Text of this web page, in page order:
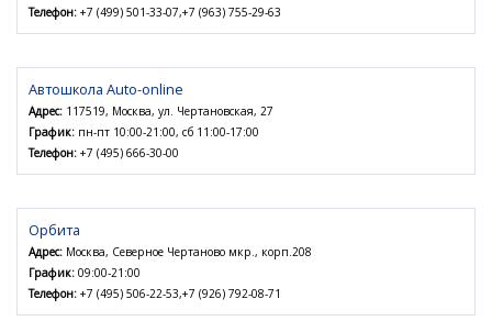
Телефон: +7 (499) 501-33-07,+7 (963) 755-29-63
Автошкола Auto-online
Адрес: 117519, Москва, ул. Чертановская, 27
График: пн-пт 10:00-21:00, сб 11:00-17:00
Телефон: +7 (495) 666-30-00
Орбита
Адрес: Москва, Северное Чертаново мкр., корп.208
График: 09:00-21:00
Телефон: +7 (495) 506-22-53,+7 (926) 792-08-71